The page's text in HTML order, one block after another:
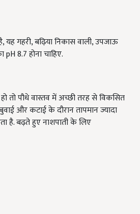
गहरी, बढ़िया निकास वाली, उपजाऊ
pH 8.7 होना चाहिए.
तो पौधे वास्तव में अच्छी तरह से विकसित
और कटाई के दौरान तापमान ज्यादा
है. बढ़ते हुए नाशपाती के लिए